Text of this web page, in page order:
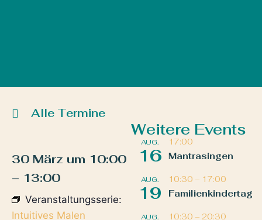
Alle Termine
30 März um 10:00
– 13:00
Veranstaltungsserie:
Intuitives Malen
Weitere Events
AUG.
16
17:00
Mantrasingen
AUG.
19
10:30 – 17:00
Familienkindertag
AUG. 10:30 – 20:30